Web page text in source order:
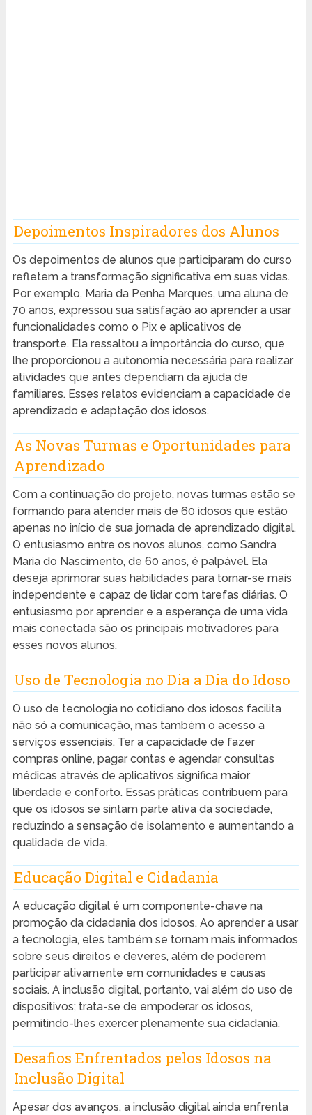
Depoimentos Inspiradores dos Alunos
Os depoimentos de alunos que participaram do curso
refletem a transformação significativa em suas vidas.
Por exemplo, Maria da Penha Marques, uma aluna de
70 anos, expressou sua satisfação ao aprender a usar
funcionalidades como o Pix e aplicativos de
transporte. Ela ressaltou a importância do curso, que
lhe proporcionou a autonomia necessária para realizar
atividades que antes dependiam da ajuda de
familiares. Esses relatos evidenciam a capacidade de
aprendizado e adaptação dos idosos.
As Novas Turmas e Oportunidades para
Aprendizado
Com a continuação do projeto, novas turmas estão se
formando para atender mais de 60 idosos que estão
apenas no início de sua jornada de aprendizado digital.
O entusiasmo entre os novos alunos, como Sandra
Maria do Nascimento, de 60 anos, é palpável. Ela
deseja aprimorar suas habilidades para tornar-se mais
independente e capaz de lidar com tarefas diárias. O
entusiasmo por aprender e a esperança de uma vida
mais conectada são os principais motivadores para
esses novos alunos.
Uso de Tecnologia no Dia a Dia do Idoso
O uso de tecnologia no cotidiano dos idosos facilita
não só a comunicação, mas também o acesso a
serviços essenciais. Ter a capacidade de fazer
compras online, pagar contas e agendar consultas
médicas através de aplicativos significa maior
liberdade e conforto. Essas práticas contribuem para
que os idosos se sintam parte ativa da sociedade,
reduzindo a sensação de isolamento e aumentando a
qualidade de vida.
Educação Digital e Cidadania
A educação digital é um componente-chave na
promoção da cidadania dos idosos. Ao aprender a usar
a tecnologia, eles também se tornam mais informados
sobre seus direitos e deveres, além de poderem
participar ativamente em comunidades e causas
sociais. A inclusão digital, portanto, vai além do uso de
dispositivos; trata-se de empoderar os idosos,
permitindo-lhes exercer plenamente sua cidadania.
Desafios Enfrentados pelos Idosos na
Inclusão Digital
Apesar dos avanços, a inclusão digital ainda enfrenta